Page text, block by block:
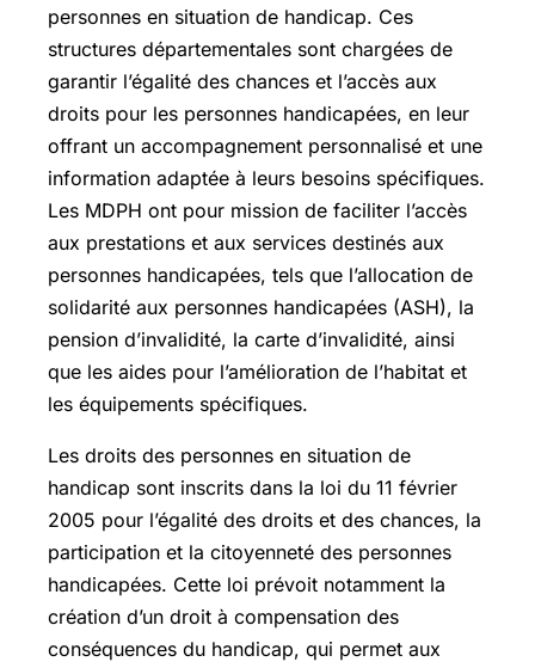
personnes en situation de handicap. Ces
structures départementales sont chargées de
garantir l’égalité des chances et l’accès aux
droits pour les personnes handicapées, en leur
offrant un accompagnement personnalisé et une
information adaptée à leurs besoins spécifiques.
Les MDPH ont pour mission de faciliter l’accès
aux prestations et aux services destinés aux
personnes handicapées, tels que l’allocation de
solidarité aux personnes handicapées (ASH), la
pension d’invalidité, la carte d’invalidité, ainsi
que les aides pour l’amélioration de l’habitat et
les équipements spécifiques.
Les droits des personnes en situation de
handicap sont inscrits dans la loi du 11 février
2005 pour l’égalité des droits et des chances, la
participation et la citoyenneté des personnes
handicapées. Cette loi prévoit notamment la
création d’un droit à compensation des
conséquences du handicap, qui permet aux